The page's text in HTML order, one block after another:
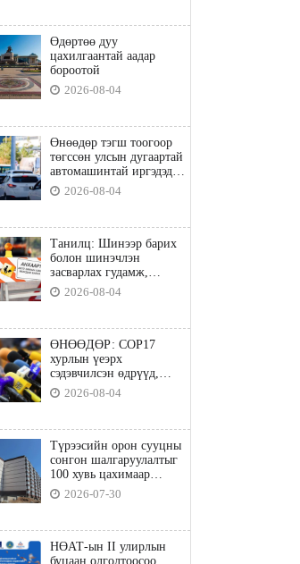
Өдөртөө дуу
цахилгаантай аадар
бороотой
2026-08-04
Өнөөдөр тэгш тоогоор
төгссөн улсын дугаартай
автомашинтай иргэдэд
шатахуун олгоно
2026-08-04
Танилц: Шинээр барих
болон шинэчлэн
засварлах гудамж,
замууд
2026-08-04
ӨНӨӨДӨР: COP17
хурлын үеэрх
сэдэвчилсэн өдрүүд,
үзвэр үйлчилгээний
талаар мэдээлнэ
2026-08-04
Түрээсийн орон сууцны
сонгон шалгаруулалтыг
100 хувь цахимаар
явуулна
2026-07-30
НӨАТ-ын II улирлын
буцаан олголтоосоо